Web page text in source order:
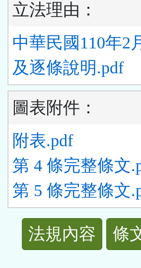
立法理由：
中華民國110年2
及逐條說明.pdf
圖表附件：
附表.pdf
第 4 條完整條文
第 5 條完整條文
規
法規內容 條